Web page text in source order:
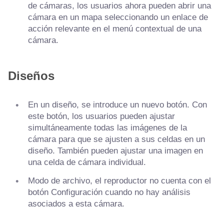
de cámaras, los usuarios ahora pueden abrir una
cámara en un mapa seleccionando un enlace de
acción relevante en el menú contextual de una
cámara.
Diseños
En un diseño, se introduce un nuevo botón. Con
este botón, los usuarios pueden ajustar
simultáneamente todas las imágenes de la
cámara para que se ajusten a sus celdas en un
diseño. También pueden ajustar una imagen en
una celda de cámara individual.
Modo de archivo, el reproductor no cuenta con el
botón Configuración cuando no hay análisis
asociados a esta cámara.